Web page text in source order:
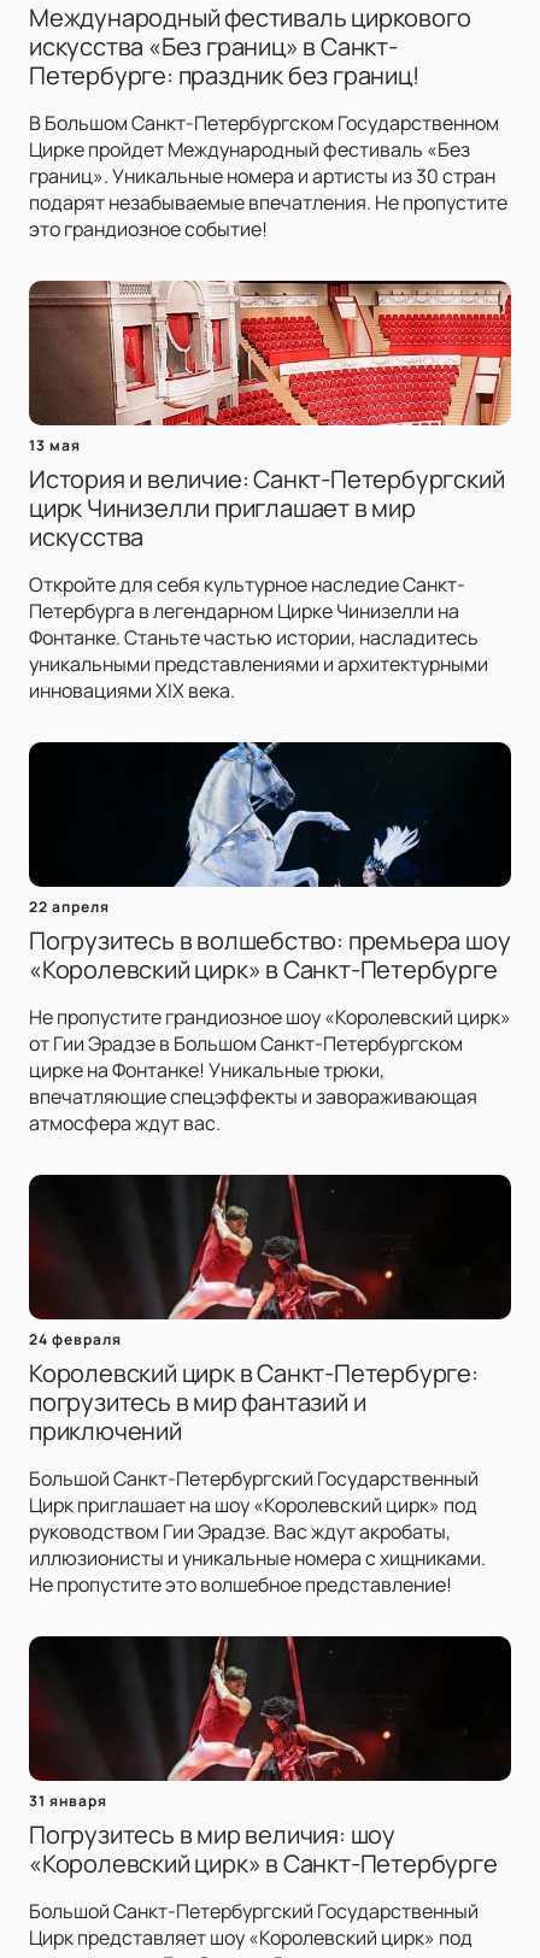
Международный фестиваль циркового
искусства «Без границ» в Санкт-
Петербурге: праздник без границ!
В Большом Санкт-Петербургском Государственном
Цирке пройдет Международный фестиваль «Без
границ». Уникальные номера и артисты из 30 стран
подарят незабываемые впечатления. Не пропустите
это грандиозное событие!
13 мая
История и величие: Санкт-Петербургский
цирк Чинизелли приглашает в мир
искусства
Откройте для себя культурное наследие Санкт-
Петербурга в легендарном Цирке Чинизелли на
Фонтанке. Станьте частью истории, насладитесь
уникальными представлениями и архитектурными
инновациями XIX века.
22 апреля
Погрузитесь в волшебство: премьера шоу
«Королевский цирк» в Санкт-Петербурге
Не пропустите грандиозное шоу «Королевский цирк»
от Гии Эрадзе в Большом Санкт-Петербургском
цирке на Фонтанке! Уникальные трюки,
впечатляющие спецэффекты и завораживающая
атмосфера ждут вас.
24 февраля
Королевский цирк в Санкт-Петербурге:
погрузитесь в мир фантазий и
приключений
Большой Санкт-Петербургский Государственный
Цирк приглашает на шоу «Королевский цирк» под
руководством Гии Эрадзе. Вас ждут акробаты,
иллюзионисты и уникальные номера с хищниками.
Не пропустите это волшебное представление!
31 января
Погрузитесь в мир величия: шоу
«Королевский цирк» в Санкт-Петербурге
Большой Санкт-Петербургский Государственный
Цирк представляет шоу «Королевский цирк» под